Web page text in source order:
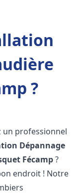
?
un professionnel
Dépannage
Fécamp?
endroit ! Notre